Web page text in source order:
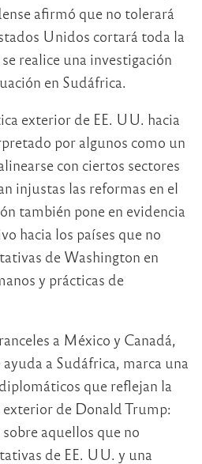
afirmó que no tolerará
Unidos cortará toda la
realice una investigación
en Sudáfrica.
exterior de EE. UU. hacia
por algunos como un
con ciertos sectores
injustas las reformas en el
también pone en evidencia
hacia los países que no
de Washington en
y prácticas de
a México y Canadá,
a Sudáfrica, marca una
que reflejan la
de Donald Trump:
aquellos que no
de EE. UU. y una